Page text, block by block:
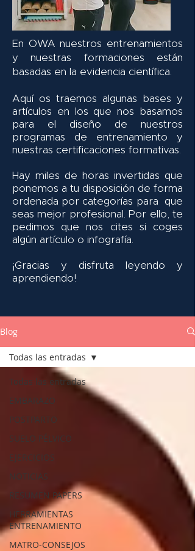
En OWA nuestros entrenamientos
y nuestras formaciones están
basadas en la evidencia científica.
Aquí os traemos algunas bases y
artículos en los que nos basamos
para el diseño de nuestros
programas de entrenamiento y
nuestras certificaciones formativas.
Hay miles de horas invertidas que
ponemos a tu disposición de forma
ordenada por categorías para que
seas mejor profesional. Por ello, te
pedimos que nos cites si coges
algún artículo o infografía.
¡Gracias y disfruta leyendo y
aprendiendo!
Blog
Todas las entradas
EMBARAZO
POSTPARTO
SUELO PÉLVICO
EJERCICIOS
NOTICIAS
RESUMEN PAPERS
HERRAMIENTAS
ENTRENAMIENTO
MATRO-CONSEJOS
Todas las entradas